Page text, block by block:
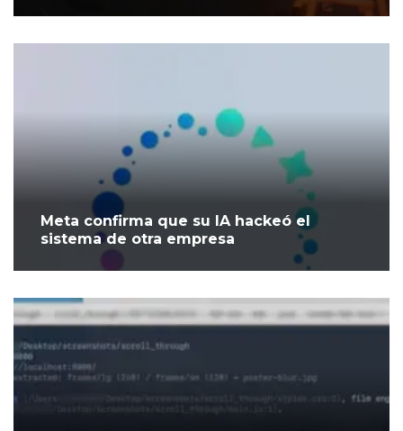
Meta confirma que su IA hackeó el
sistema de otra empresa